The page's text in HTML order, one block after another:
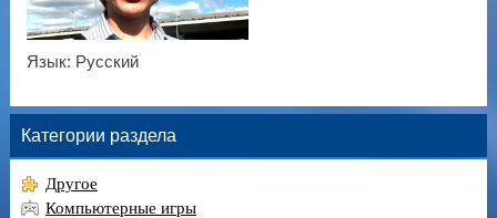
Язык: Русский
Категории раздела
Другое
Компьютерные игры